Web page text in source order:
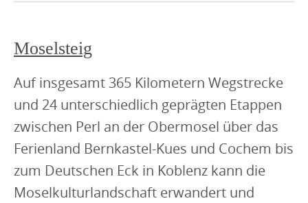
Moselsteig
Auf insgesamt 365 Kilometern Wegstrecke
und 24 unterschiedlich geprägten Etappen
zwischen Perl an der Obermosel über das
Ferienland Bernkastel-Kues und Cochem bis
zum Deutschen Eck in Koblenz kann die
Moselkulturlandschaft erwandert und